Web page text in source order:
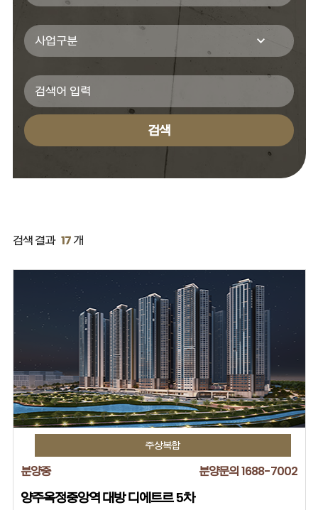
검색
검색 결과 17개
주상복합
분양중 분양문의 1688-7002
양주옥정중앙역 대방 디에트르 5차